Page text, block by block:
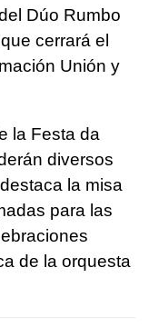
Dúo Rumbo
cerrará el
Unión y
la Festa da
diversos
la misa
para las
de la orquesta